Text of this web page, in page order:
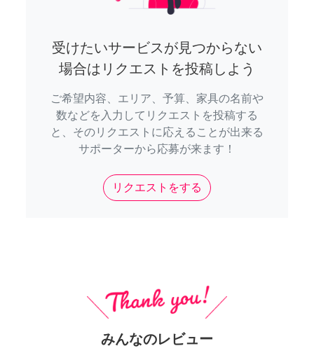
受けたいサービスが見つからない
場合はリクエストを投稿しよう
ご希望内容、エリア、予算、家具の名前や
数などを入力してリクエストを投稿する
と、そのリクエストに応えることが出来る
サポーターから応募が来ます！
リクエストをする
みんなのレビュー